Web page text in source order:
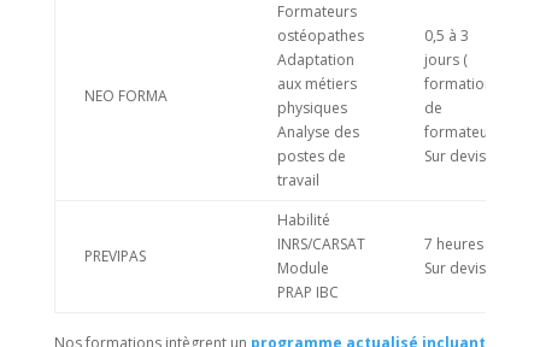
NEO FORMA
Formateurs
ostéopathes
Adaptation
aux métiers
physiques
Analyse des
postes de
travail
0,5 à 3
jours (
formation
de
formateurs)
Sur devis
PREVIPAS
Habilité
INRS/CARSAT
Module
PRAP IBC
7 heures
Sur devis
Nos formations intègrent un programme actualisé incluant